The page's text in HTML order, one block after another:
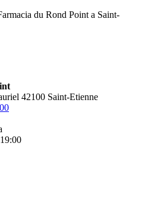
du Rond Point a Saint-
42100 Saint-Etienne